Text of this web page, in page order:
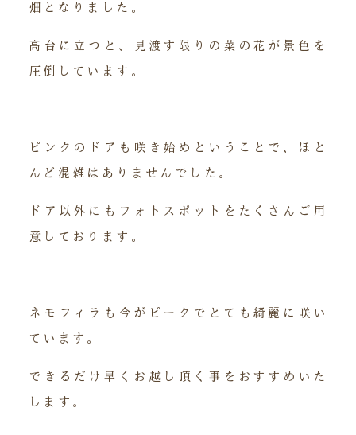
畑となりました。
高台に立つと、見渡す限りの菜の花が景色を
圧倒しています。
ピンクのドアも咲き始めということで、ほと
んど混雑はありませんでした。
ドア以外にもフォトスポットをたくさんご用
意しております。
ネモフィラも今がピークでとても綺麗に咲い
ています。
できるだけ早くお越し頂く事をおすすめいた
します。